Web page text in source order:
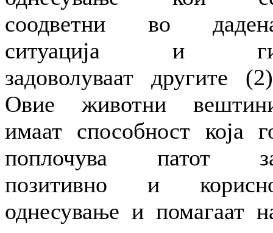
соодветни во
ситуација и
задоволуваат другите
Овие животни
имаат способност која
поплочува патот
позитивно и
однесување и помагаат